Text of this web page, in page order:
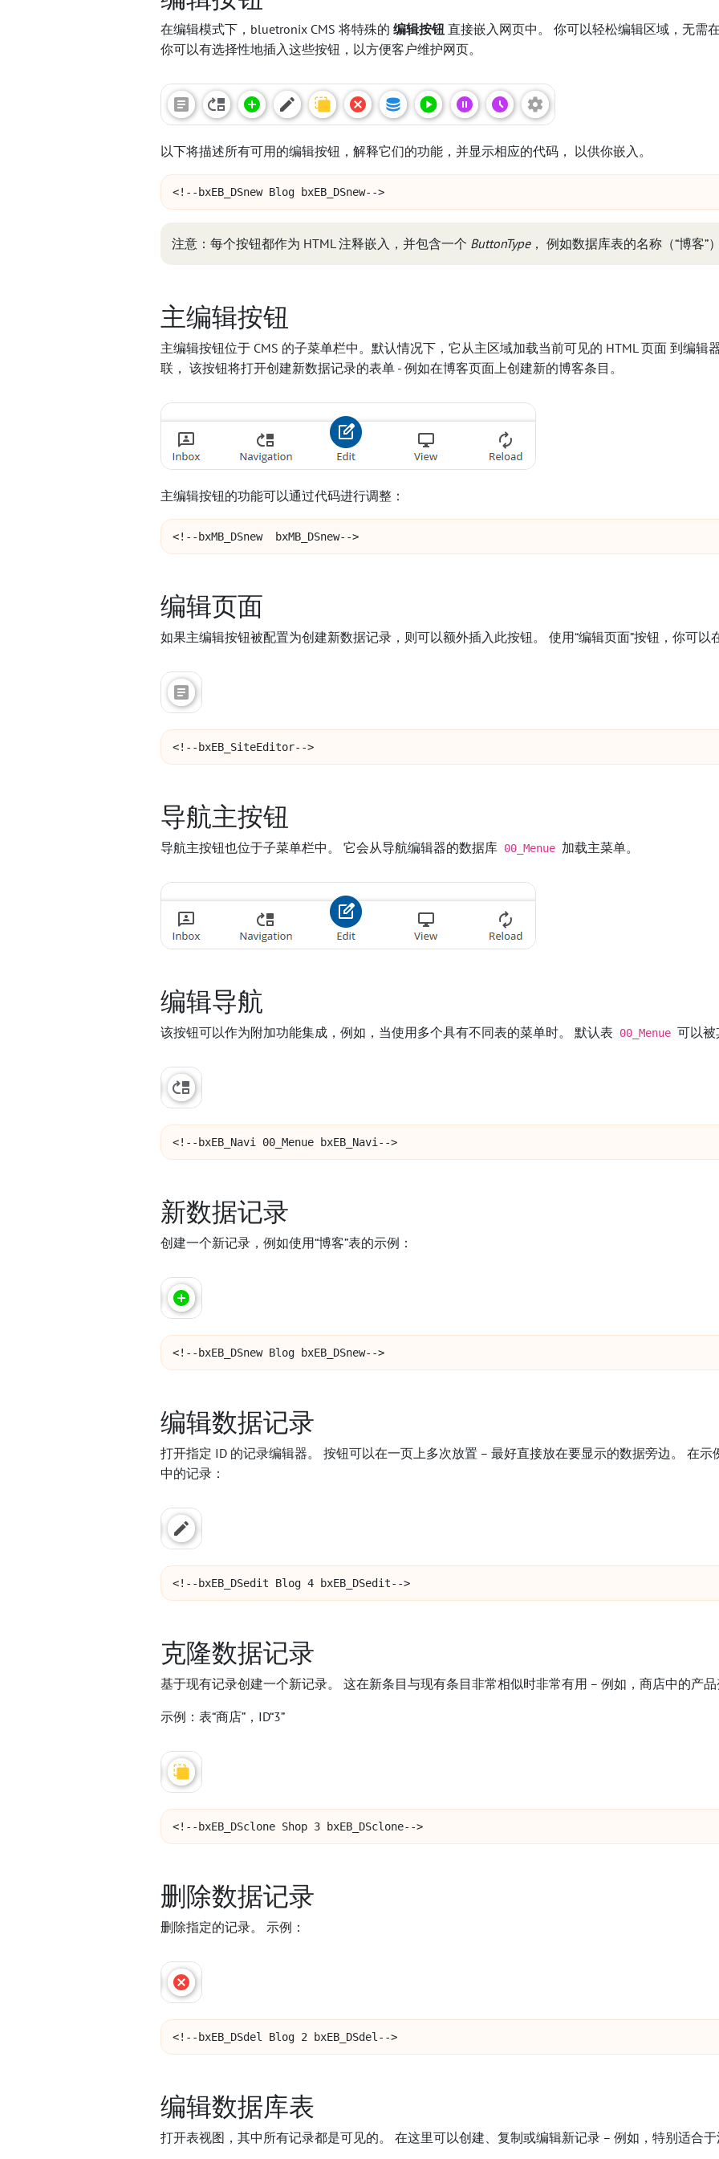
在编辑模式下，bluetronix CMS 将特殊的 编辑按钮 直接嵌入网页中。 你可以轻松编辑区域，无需
你可以有选择性地插入这些按钮，以方便客户维护网页。
以下将描述所有可用的编辑按钮，解释它们的功能，并显示相应的代码， 以供你嵌入。
<!--bxEB_DSnew Blog bxEB_DSnew-->
注意：每个按钮都作为 HTML 注释嵌入，并包含一个 ButtonType， 例如数据库表的名称（“博客”
主编辑按钮
主编辑按钮位于 CMS 的子菜单栏中。默认情况下，它从主区域加载当前可见的 HTML 页面 到编辑
联， 该按钮将打开创建新数据记录的表单 - 例如在博客页面上创建新的博客条目。
主编辑按钮的功能可以通过代码进行调整：
<!--bxMB_DSnew  bxMB_DSnew-->
编辑页面
如果主编辑按钮被配置为创建新数据记录，则可以额外插入此按钮。 使用“编辑页面”按钮，你可以
<!--bxEB_SiteEditor-->
导航主按钮
导航主按钮也位于子菜单栏中。 它会从导航编辑器的数据库 00_Menue 加载主菜单。
编辑导航
该按钮可以作为附加功能集成，例如，当使用多个具有不同表的菜单时。 默认表 00_Menue 可以被
<!--bxEB_Navi 00_Menue bxEB_Navi-->
新数据记录
创建一个新记录，例如使用“博客”表的示例：
<!--bxEB_DSnew Blog bxEB_DSnew-->
编辑数据记录
打开指定 ID 的记录编辑器。 按钮可以在一页上多次放置 – 最好直接放在要显示的数据旁边。 在示
中的记录：
<!--bxEB_DSedit Blog 4 bxEB_DSedit-->
克隆数据记录
基于现有记录创建一个新记录。 这在新条目与现有条目非常相似时非常有用 – 例如，商店中的产品
示例：表“商店”，ID“3”
<!--bxEB_DSclone Shop 3 bxEB_DSclone-->
删除数据记录
删除指定的记录。 示例：
<!--bxEB_DSdel Blog 2 bxEB_DSdel-->
编辑数据库表
打开表视图，其中所有记录都是可见的。 在这里可以创建、复制或编辑新记录 – 例如，特别适合于